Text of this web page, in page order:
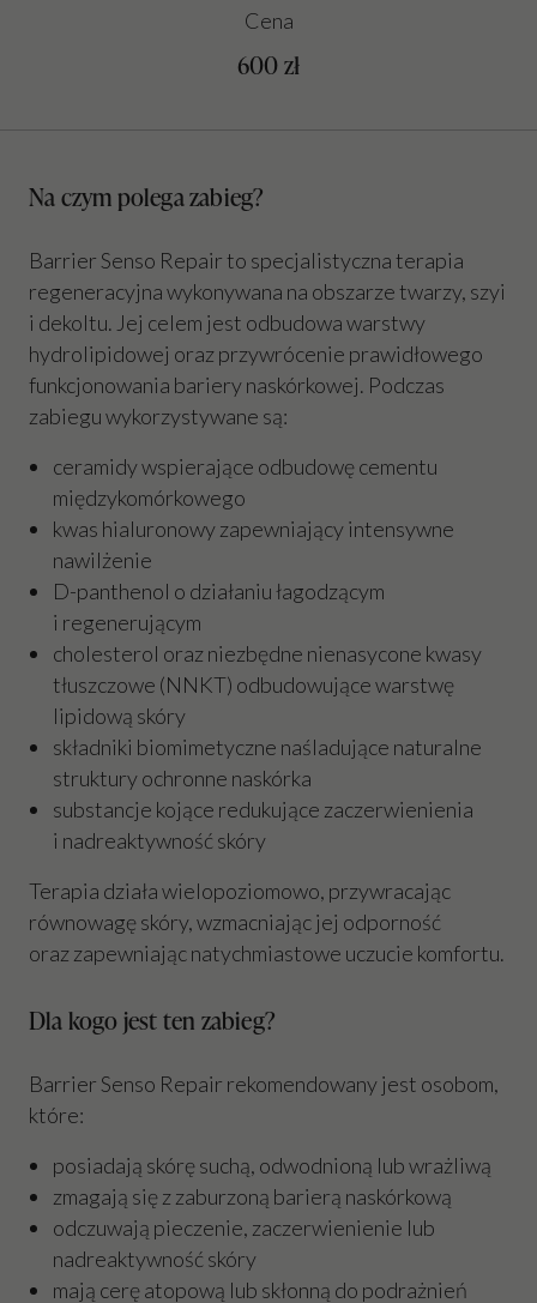
Cena
600 zł
Na czym polega zabieg?
Barrier Senso Repair to specjalistyczna terapia
regeneracyjna wykonywana na obszarze twarzy, szyi
i dekoltu. Jej celem jest odbudowa warstwy
hydrolipidowej oraz przywrócenie prawidłowego
funkcjonowania bariery naskórkowej. Podczas
zabiegu wykorzystywane są:
ceramidy wspierające odbudowę cementu
międzykomórkowego
kwas hialuronowy zapewniający intensywne
nawilżenie
D-panthenol o działaniu łagodzącym
i regenerującym
cholesterol oraz niezbędne nienasycone kwasy
tłuszczowe (NNKT) odbudowujące warstwę
lipidową skóry
składniki biomimetyczne naśladujące naturalne
struktury ochronne naskórka
substancje kojące redukujące zaczerwienienia
i nadreaktywność skóry
Terapia działa wielopoziomowo, przywracając
równowagę skóry, wzmacniając jej odporność
oraz zapewniając natychmiastowe uczucie komfortu.
Dla kogo jest ten zabieg?
Barrier Senso Repair rekomendowany jest osobom,
które:
posiadają skórę suchą, odwodnioną lub wrażliwą
zmagają się z zaburzoną barierą naskórkową
odczuwają pieczenie, zaczerwienienie lub
nadreaktywność skóry
mają cerę atopową lub skłonną do podrażnień